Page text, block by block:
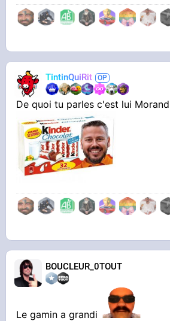
TintinQuiRit
De quoi tu parles c'est lui
BOUCLEUR_0TOUT
Le gamin a grandi